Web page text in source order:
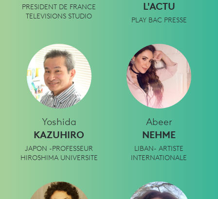
PRESIDENT DE FRANCE
TELEVISIONS STUDIO
L'ACTU
PLAY BAC PRESSE
Yoshida
KAZUHIRO
JAPON -PROFESSEUR
HIROSHIMA UNIVERSITE
Abeer
NEHME
LIBAN- ARTISTE
INTERNATIONALE